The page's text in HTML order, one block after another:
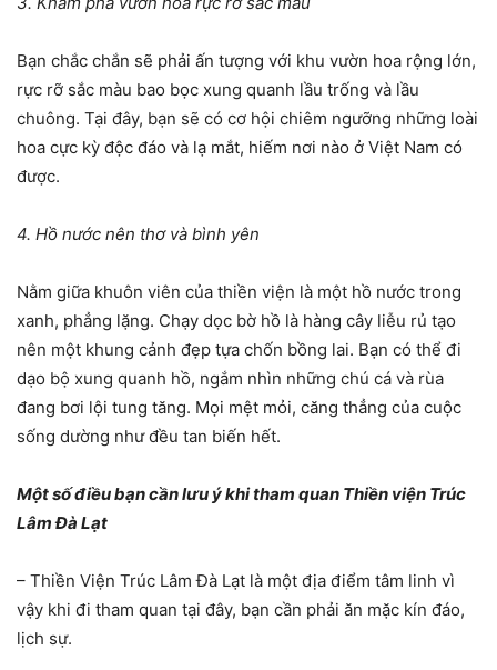
Bạn chắc chắn sẽ phải ấn tượng với khu vườn hoa rộng lớn,
rực rỡ sắc màu bao bọc xung quanh lầu trống và lầu
chuông. Tại đây, bạn sẽ có cơ hội chiêm ngưỡng những loài
hoa cực kỳ độc đáo và lạ mắt, hiếm nơi nào ở Việt Nam có
được.
4. Hồ nước nên thơ và bình yên
Nằm giữa khuôn viên của thiền viện là một hồ nước trong
xanh, phẳng lặng. Chạy dọc bờ hồ là hàng cây liễu rủ tạo
nên một khung cảnh đẹp tựa chốn bồng lai. Bạn có thể đi
dạo bộ xung quanh hồ, ngắm nhìn những chú cá và rùa
đang bơi lội tung tăng. Mọi mệt mỏi, căng thẳng của cuộc
sống dường như đều tan biến hết.
Một số điều bạn cần lưu ý khi tham quan Thiền viện Trúc
Lâm Đà Lạt
– Thiền Viện Trúc Lâm Đà Lạt là một địa điểm tâm linh vì
vậy khi đi tham quan tại đây, bạn cần phải ăn mặc kín đáo,
lịch sự.